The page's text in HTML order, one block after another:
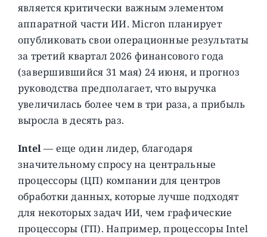
является критически важным элементом
аппаратной части ИИ. Micron планирует
опубликовать свои операционные результаты
за третий квартал 2026 финансового года
(завершившийся 31 мая) 24 июня, и прогноз
руководства предполагает, что выручка
увеличилась более чем в три раза, а прибыль
выросла в десять раз.
Intel— еще один лидер, благодаря
значительному спросу на центральные
процессоры (ЦП) компании для центров
обработки данных, которые лучше подходят
для некоторых задач ИИ, чем графические
процессоры (ГП). Например, процессоры Intel